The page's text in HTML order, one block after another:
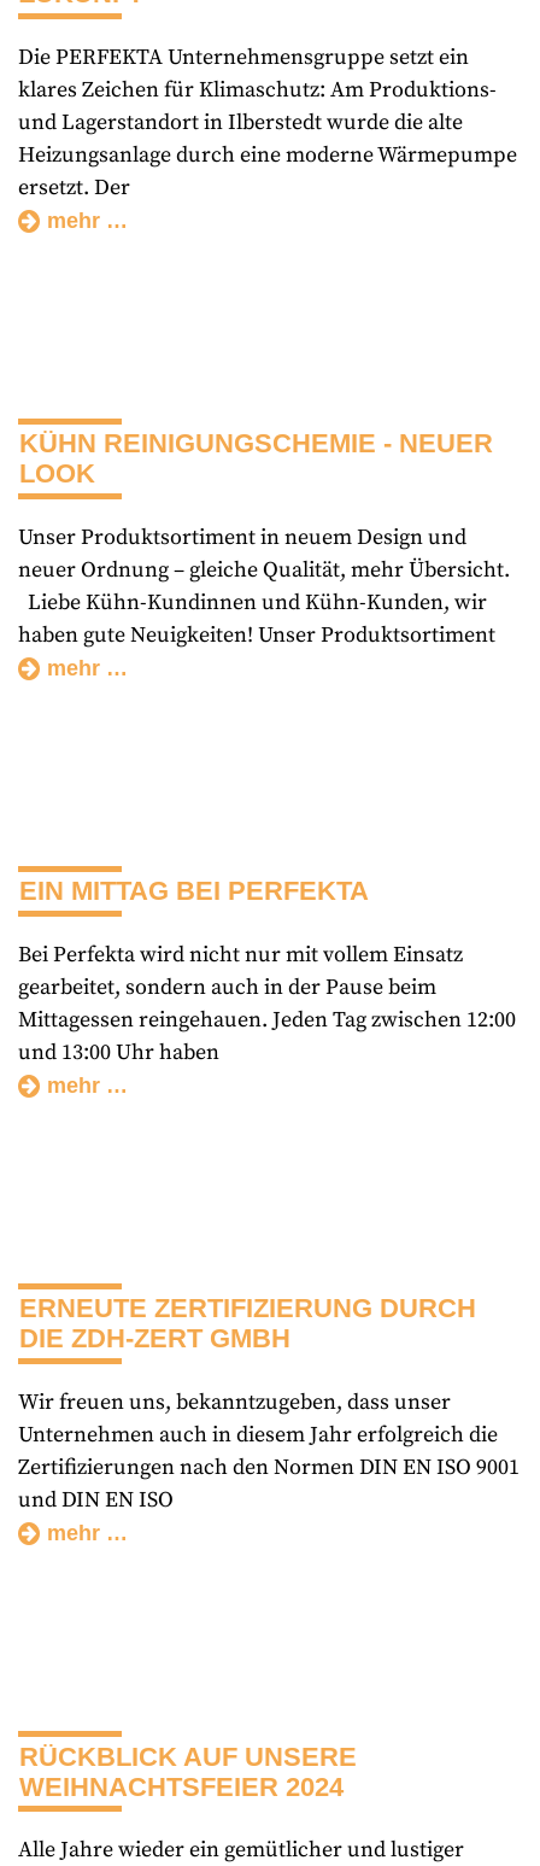
Die PERFEKTA Unternehmensgruppe setzt ein
klares Zeichen für Klimaschutz: Am Produktions-
und Lagerstandort in Ilberstedt wurde die alte
Heizungsanlage durch eine moderne Wärmepumpe
ersetzt. Der
mehr …
KÜHN REINIGUNGSCHEMIE - NEUER
LOOK
Unser Produktsortiment in neuem Design und
neuer Ordnung – gleiche Qualität, mehr Übersicht.
Liebe Kühn-Kundinnen und Kühn-Kunden, wir
haben gute Neuigkeiten! Unser Produktsortiment
mehr …
EIN MITTAG BEI PERFEKTA
Bei Perfekta wird nicht nur mit vollem Einsatz
gearbeitet, sondern auch in der Pause beim
Mittagessen reingehauen. Jeden Tag zwischen 12:00
und 13:00 Uhr haben
mehr …
ERNEUTE ZERTIFIZIERUNG DURCH
DIE ZDH-ZERT GMBH
Wir freuen uns, bekanntzugeben, dass unser
Unternehmen auch in diesem Jahr erfolgreich die
Zertifizierungen nach den Normen DIN EN ISO 9001
und DIN EN ISO
mehr …
RÜCKBLICK AUF UNSERE
WEIHNACHTSFEIER 2024
Alle Jahre wieder ein gemütlicher und lustiger